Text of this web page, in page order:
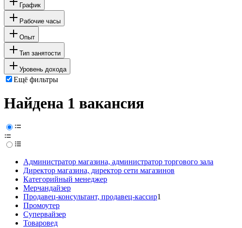
График
Рабочие часы
Опыт
Тип занятости
Уровень дохода
Ещё фильтры
Найдена 1 вакансия
Администратор магазина, администратор торгового зала
Директор магазина, директор сети магазинов
Категорийный менеджер
Мерчандайзер
Продавец-консультант, продавец-кассир1
Промоутер
Супервайзер
Товаровед